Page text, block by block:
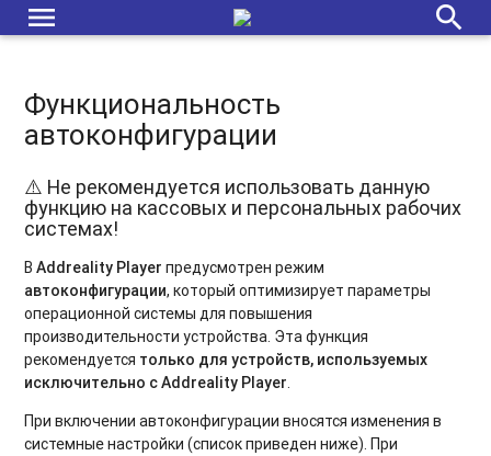
menu search
Функциональность
автоконфигурации
⚠️ Не рекомендуется использовать данную
функцию на кассовых и персональных рабочих
системах!
ВAddreality Player предусмотрен режим
автоконфигурации, который оптимизирует параметры
операционной системы для повышения
производительности устройства. Эта функция
рекомендуется только для устройств, используемых
исключительно с Addreality Player.
При включении автоконфигурации вносятся изменения в
системные настройки (список приведен ниже). При